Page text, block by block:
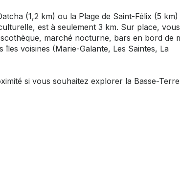
(1,2 km) ou la Plage de Saint-Félix (5 km)
est à seulement 3 km. Sur place, vous
marché nocturne, bars en bord de
voisines (Marie-Galante, Les Saintes, La
si vous souhaitez explorer la Basse-